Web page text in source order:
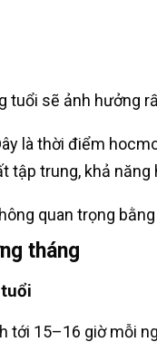
tuổi sẽ ảnh hưởng
là thời điểm
tập trung, khả năng
quan trọng
tháng
tới 15–16 giờ mỗi